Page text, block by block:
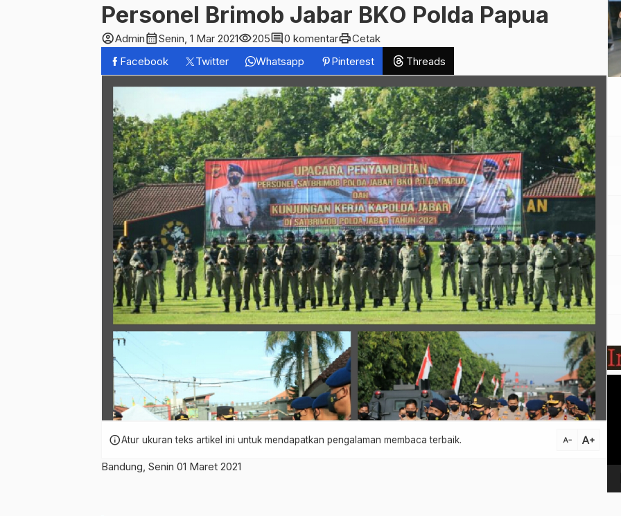
Personel Brimob Jabar BKO Polda Papua
account_circleAdmincalendar_monthSenin, 1 Mar 2021visibility205comment0 komentarprintCetak
Facebook
Twitter Whatsapp Pinterest Threads
infoAtur ukuran teks artikel ini untuk mendapatkan pengalaman membaca terbaik. text_decrease text_increase
Bandung, Senin 01 Maret 2021